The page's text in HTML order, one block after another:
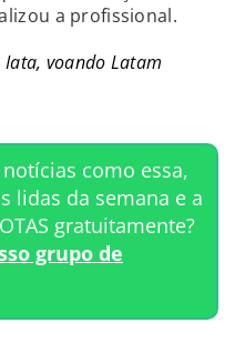
a profissional.
Iata, voando Latam
como essa,
lidas da semana e a
gratuitamente?
grupo de